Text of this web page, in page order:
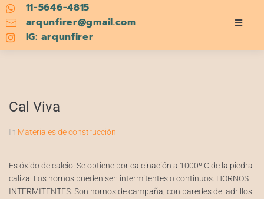
11-5646-4815
arqunfirer@gmail.com
IG: arqunfirer
Cal Viva
In Materiales de construcción
Es óxido de calcio. Se obtiene por calcinación a 1000º C de la piedra
caliza. Los hornos pueden ser: intermitentes o continuos. HORNOS
INTERMITENTES. Son hornos de campaña, con paredes de ladrillos